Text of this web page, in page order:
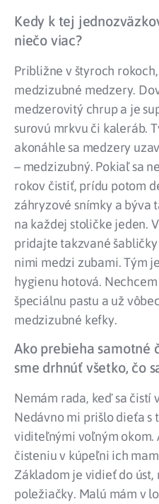
Kedy k tej
niečo viac?
Približne v štyroch
medzizubné medzery.
medzerovitý chrup a je
surovú mrkvu či kaleráb.
akonáhle sa medzery
– medzizubný. Pokiaľ sa
rokov čistiť, prídu potom
záhryzové snímky a býva
na každej stoličke jeden.
pridajte takzvané
nimi medzi zubami. Tým
hygienu hotová.
špeciálnu pastu a už
medzizubné kefky.
Ako prebieha samotné
sme drhnúť všetko, čo
Nemám rada, keď sa čistí
Nedávno mi prišlo dieťa s
viditeľnými voľným
čisteniu v kúpeľni ich
Základom je vidieť do
poležiačky. Malú mám v